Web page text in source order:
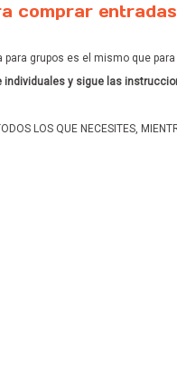
comprar entradas
para grupos es el mismo que
individuales y sigue las
LOS QUE NECESITES,